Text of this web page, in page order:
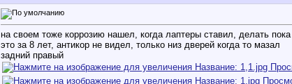
на своем тоже коррозию нашел, когда лаптеры ставил, делать
это за 8 лет, антикор не видел, только низ дверей когда то мазал
задний правый